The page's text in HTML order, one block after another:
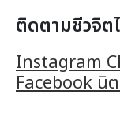
ติดตามชีวจิต
Instagram
Facebook นิ